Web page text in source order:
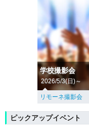
学校撮影会
2026/5/3(日)～
リモーネ撮影会
ピックアップイベント